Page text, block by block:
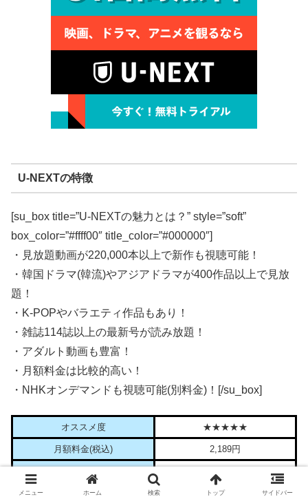
U-NEXTの特徴
[su_box title=”U-NEXTの魅力とは？” style=”soft”
box_color=”#ffff00″ title_color=”#000000″]
・見放題動画が220,000本以上で新作も視聴可能！
・韓国ドラマ(韓流)やアジアドラマが400作品以上で見放
題！
・K-POPやバラエティ作品もあり！
・雑誌114誌以上の最新号が読み放題！
・アダルト動画も豊富！
・月額料金は比較的高い！
・NHKオンデマンドも視聴可能(別料金)！[/su_box]
オススメ度 ★★★★★
月額料金(税込) 2,189円
作品数 240,000本以上
メニュー ホーム 検索 トップ サイドバー